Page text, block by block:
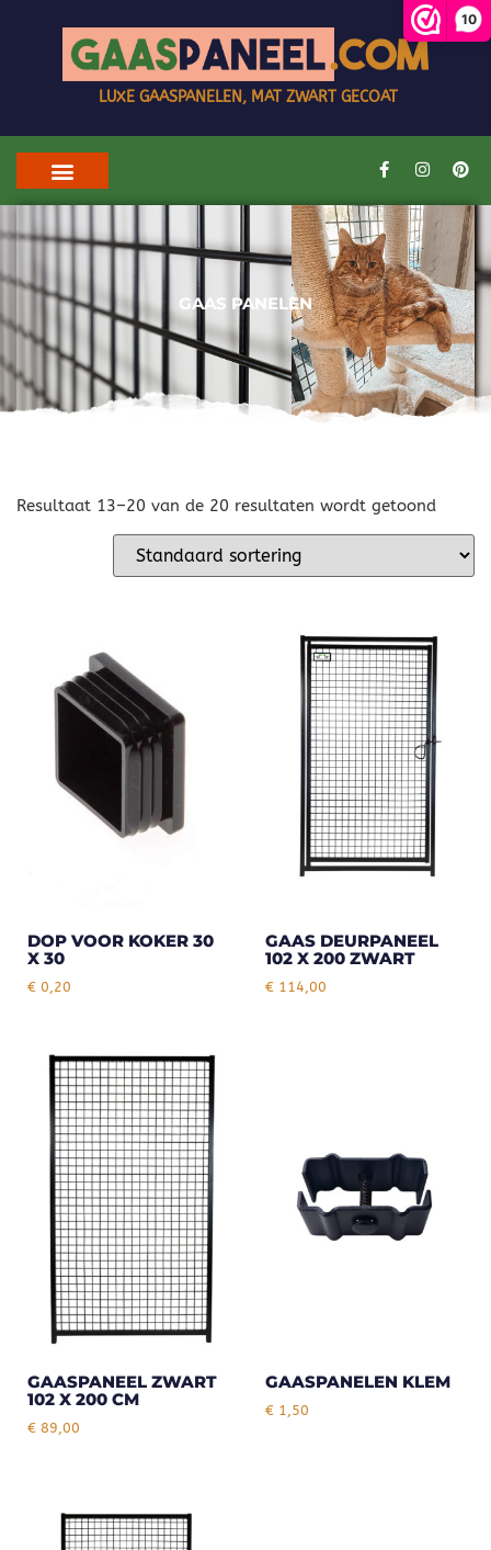
10
LUXE GAASPANELEN, MAT ZWART GECOAT
GAAS PANELEN
Resultaat 13–20 van de 20 resultaten wordt getoond
DOP VOOR KOKER 30
X 30
€ 0,20
GAAS DEURPANEEL
102 X 200 ZWART
€114,00
GAASPANEEL ZWART
102 X 200 CM
€ 89,00
GAASPANELEN KLEM
€1,50